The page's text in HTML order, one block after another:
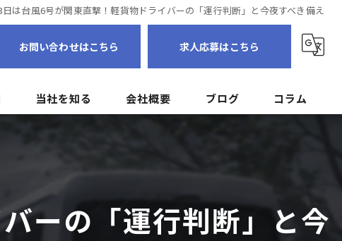
日は台風6号が関東直撃！軽貨物ドライバーの「運行判断」と今夜すべき備え
お問い合わせはこちら 求人応募はこちら
当社を知る
フリーランス
会社概要 ブログ コラム
ーの「運行判断」と今